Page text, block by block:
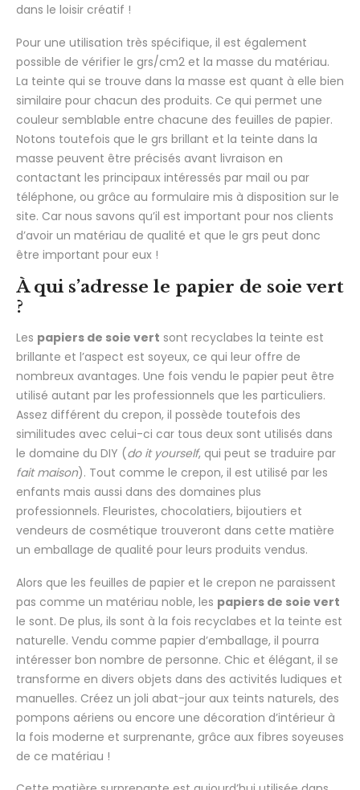
dans le loisir créatif !
Pour une utilisation très spécifique, il est également
possible de vérifier le grs/cm2 et la masse du matériau.
La teinte qui se trouve dans la masse est quant à elle bien
similaire pour chacun des produits. Ce qui permet une
couleur semblable entre chacune des feuilles de papier.
Notons toutefois que le grs brillant et la teinte dans la
masse peuvent être précisés avant livraison en
contactant les principaux intéressés par mail ou par
téléphone, ou grâce au formulaire mis à disposition sur le
site. Car nous savons qu’il est important pour nos clients
d’avoir un matériau de qualité et que le grs peut donc
être important pour eux !
À qui s’adresse le papier de soie vert
?
Les papiers de soie vert sont recyclabes la teinte est
brillante et l’aspect est soyeux, ce qui leur offre de
nombreux avantages. Une fois vendu le papier peut être
utilisé autant par les professionnels que les particuliers.
Assez différent du crepon, il possède toutefois des
similitudes avec celui-ci car tous deux sont utilisés dans
le domaine du DIY (do it yourself, qui peut se traduire par
fait maison). Tout comme le crepon, il est utilisé par les
enfants mais aussi dans des domaines plus
professionnels. Fleuristes, chocolatiers, bijoutiers et
vendeurs de cosmétique trouveront dans cette matière
un emballage de qualité pour leurs produits vendus.
Alors que les feuilles de papier et le crepon ne paraissent
pas comme un matériau noble, les papiers de soie vert
le sont. De plus, ils sont à la fois recyclabes et la teinte est
naturelle. Vendu comme papier d’emballage, il pourra
intéresser bon nombre de personne. Chic et élégant, il se
transforme en divers objets dans des activités ludiques et
manuelles. Créez un joli abat-jour aux teints naturels, des
pompons aériens ou encore une décoration d’intérieur à
la fois moderne et surprenante, grâce aux fibres soyeuses
de ce matériau !